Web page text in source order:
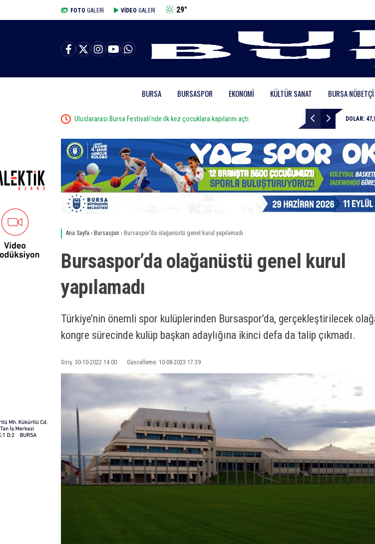
FOTO GALERİ VİDEO GALERİ 29°
BURSA BURSASPOR EKONOMI KÜLTÜR SANAT BURSA NÖBETÇI
Uluslararası Bursa Festivali’nde ilk kez çocuklara kapılarını açtı Otluk alanda çıkanDOLAR:
Ana Sayfa › Bursaspor › Bursaspor’da olağanüstü genel kurul yapılamadı
Bursaspor’da olağanüstü genel kurul
yapılamadı
Türkiye’nin önemli spor kulüplerinden Bursaspor’da, gerçekleştirilecek
kongre sürecinde kulüp başkan adaylığına ikinci defa da talip çıkmadı.
Giriş: 30-10-2022 14:00 Güncelleme: 10-08-2023 17:39